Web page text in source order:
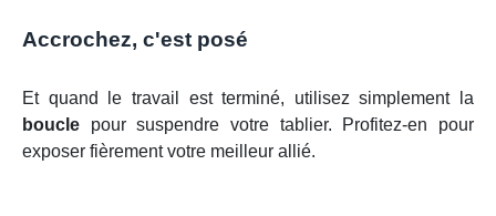
Accrochez, c'est posé
Et quand le travail est terminé, utilisez simplement la
boucle pour suspendre votre tablier. Profitez-en pour
exposer fièrement votre meilleur allié.